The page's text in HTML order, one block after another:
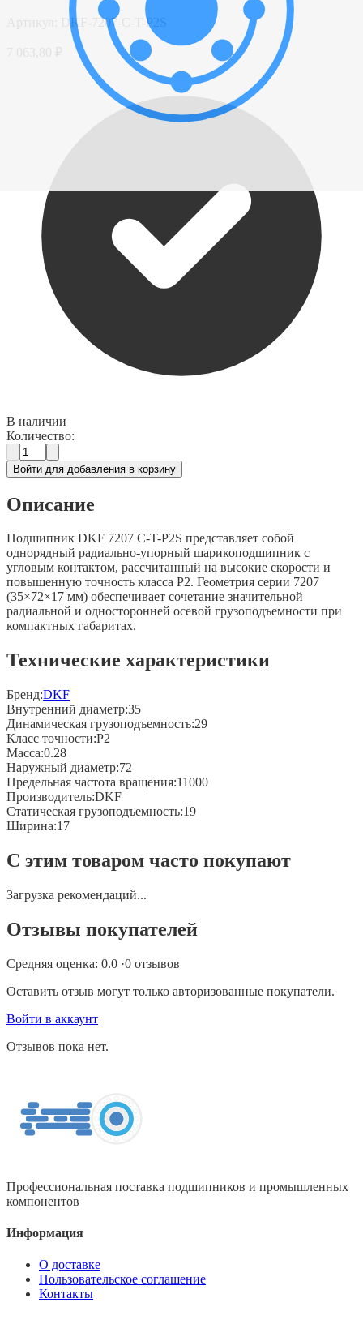
DKF-7207-C-T-P2S
В наличии
Количество:
Войти для добавления в корзину
Описание
Подшипник DKF 7207 C-T-P2S представляет собой
однорядный радиально-упорный шарикоподшипник с
угловым контактом, рассчитанный на высокие скорости и
повышенную точность класса P2. Геометрия серии 7207
(35×72×17 мм) обеспечивает сочетание значительной
радиальной и односторонней осевой грузоподъемности при
компактных габаритах.
Технические характеристики
Бренд:DKF
Внутренний диаметр:35
Динамическая грузоподъемность:29
Класс точности:P2
Масса:0.28
Наружный диаметр:72
Предельная частота вращения:11000
Производитель:DKF
Статическая грузоподъемность:19
Ширина:17
С этим товаром часто покупают
Загрузка рекомендаций...
Отзывы покупателей
Средняя оценка: 0.0 ·0 отзывов
Оставить отзыв могут только авторизованные покупатели.
Войти в аккаунт
Отзывов пока нет.
Профессиональная поставка подшипников и промышленных
компонентов
Информация
О доставке
Пользовательское соглашение
Контакты